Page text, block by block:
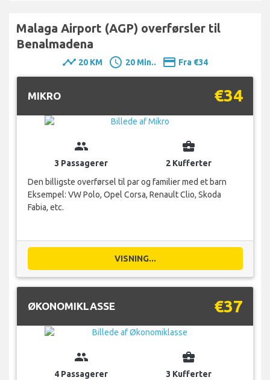
Malaga Airport (AGP) overførsler til
Benalmadena
timeline 20 KM schedule 20 Min.. payment Fra €34
MIKRO €34
group
3 Passagerer
business_center
2 Kufferter
Den billigste overførsel til par og familier med et barn
Eksempel: VW Polo, Opel Corsa, Renault Clio, Skoda
Fabia, etc.
VISNING...
ØKONOMIKLASSE €37
group
4 Passagerer
business_center
3 Kufferter